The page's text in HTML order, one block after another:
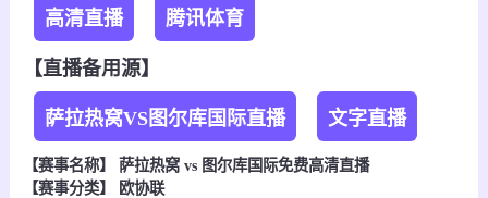
高清直播 腾讯体育
【直播备用源】
萨拉热窝VS图尔库国际直播 文字直播
【赛事名称】 萨拉热窝 vs 图尔库国际免费高清直播
【赛事分类】
欧协联